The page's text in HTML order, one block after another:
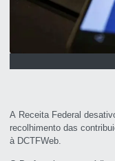
A Receita Federal
recolhimento das
à DCTFWeb.